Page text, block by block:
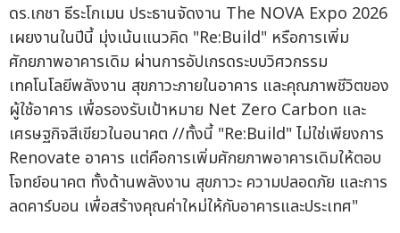
ดร.เกชา ธีระโกเมน ประธานจัดงาน The NOVA Expo 2026
เผยงานในปีนี้ มุ่งเน้นแนวคิด "Re:Build" หรือการเพิ่ม
ศักยภาพอาคารเดิม ผ่านการอัปเกรดระบบวิศวกรรม
เทคโนโลยีพลังงาน สุขภาวะภายในอาคาร และคุณภาพชีวิตของ
ผู้ใช้อาคาร เพื่อรองรับเป้าหมาย Net Zero Carbon และ
เศรษฐกิจสีเขียวในอนาคต //ทั้งนี้ "Re:Build" ไม่ใช่เพียงการ
Renovate อาคาร แต่คือการเพิ่มศักยภาพอาคารเดิมให้ตอบ
โจทย์อนาคต ทั้งด้านพลังงาน สุขภาวะ ความปลอดภัย และการ
ลดคาร์บอน เพื่อสร้างคุณค่าใหม่ให้กับอาคารและประเทศ"